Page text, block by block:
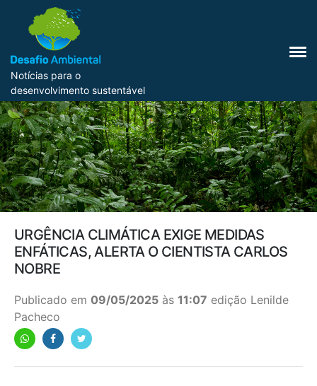
Notícias para o
desenvolvimento sustentável
URGÊNCIA CLIMÁTICA EXIGE MEDIDAS
ENFÁTICAS, ALERTA O CIENTISTA CARLOS
NOBRE
Publicado em 09/05/2025 às 11:07 edição Lenilde
Pacheco